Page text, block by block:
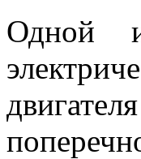
Одной